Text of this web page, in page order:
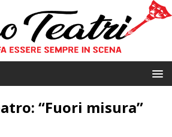
“Fuori misura”